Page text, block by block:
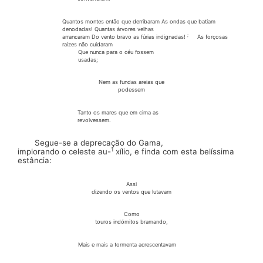
Quantos montes então que derribaram As ondas que batiam
denodadas! Quantas árvores velhas
arrancaram Do vento bravo as fúrias indignadas! ;As forçosas
raízes não cuidaram
Que nunca para o céu fossem
usadas;
Nem as fundas areias que
podessem
Tanto os mares que em cima as
revolvessem.
Segue-se a deprecação do Gama,
implorando o celeste au-1xílio, e finda com esta belíssima
estância:
Assi
dizendo os ventos que lutavam
Como
touros indómitos bramando,
Mais e mais a tormenta acrescentavam